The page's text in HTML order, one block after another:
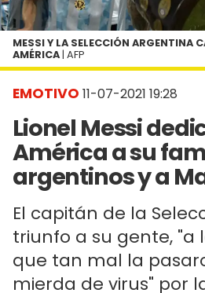
EMOTIVO 11-07-2021 19:28
Lionel Messi
América a su
argentinos y a
El capitán de la
triunfo a su gente, "a
que tan mal la
mierda de virus" por
MESSI Y LA SELECCIÓN ARGENTINA
AMÉRICA | AFP